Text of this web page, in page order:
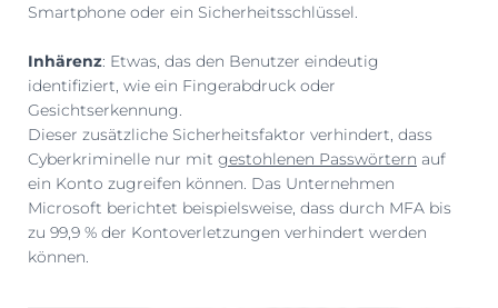
Smartphone oder ein Sicherheitsschlüssel.
Inhärenz: Etwas, das den Benutzer eindeutig
identifiziert, wie ein Fingerabdruck oder
Gesichtserkennung.
Dieser zusätzliche Sicherheitsfaktor verhindert, dass
Cyberkriminelle nur mit gestohlenen Passwörtern auf
ein Konto zugreifen können. Das Unternehmen
Microsoft berichtet beispielsweise, dass durch MFA bis
zu 99,9 % der Kontoverletzungen verhindert werden
können​.